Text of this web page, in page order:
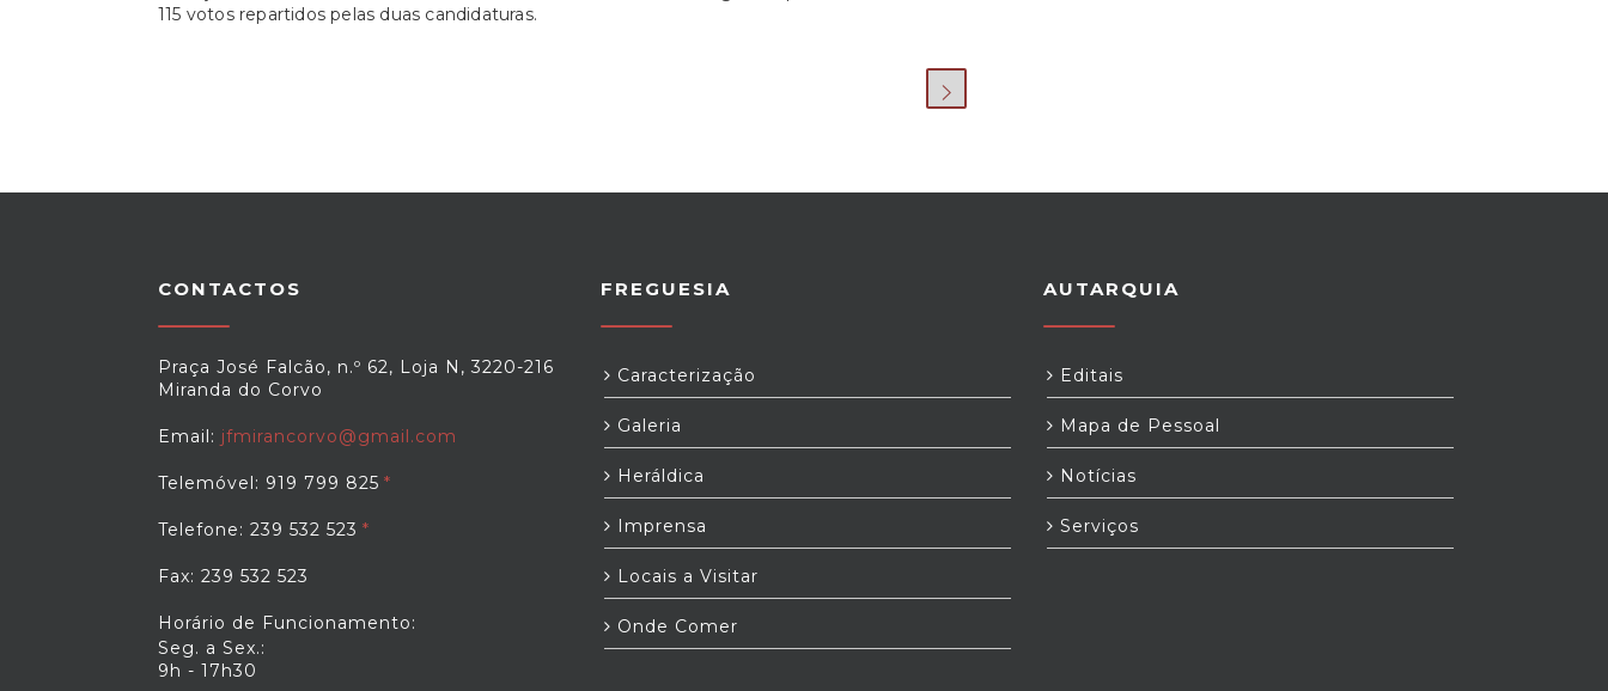
115 votos repartidos pelas duas candidaturas.
CONTACTOS
Praça José Falcão, n.º 62, Loja N, 3220-216
Miranda do Corvo
Email: jfmirancorvo@gmail.com
Telemóvel: 919 799 825
Telefone: 239 532 523
Fax: 239 532 523
Horário de Funcionamento:
Seg. a Sex.:
9h - 17h30
FREGUESIA
Caracterização
Galeria
Heráldica
Imprensa
Locais a Visitar
Onde Comer
AUTARQUIA
Editais
Mapa de Pessoal
Notícias
Serviços